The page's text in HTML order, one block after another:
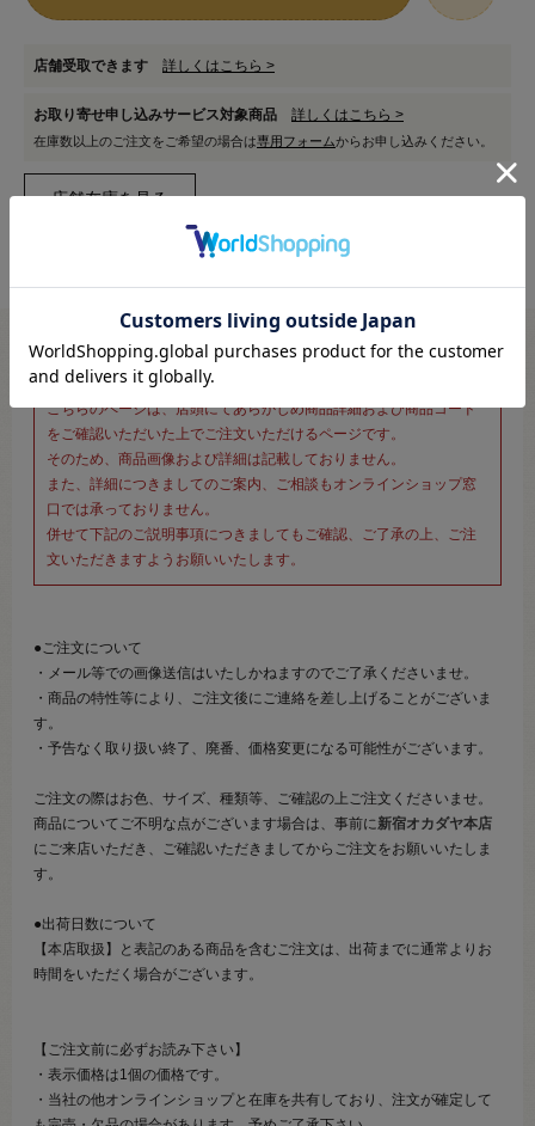
店舗受取できます 詳しくはこちら >
お取り寄せ申し込みサービス対象商品 詳しくはこちら >
在庫数以上のご注文をご希望の場合は専用フォームからお申し込みください。
※新宿オカダヤ本店お取り扱い商品のご注文専用ページです※
こちらのページは、店頭にてあらかじめ商品詳細および商品コード
をご確認いただいた上でご注文いただけるページです。
そのため、商品画像および詳細は記載しておりません。
また、詳細につきましてのご案内、ご相談もオンラインショップ窓
口では承っておりません。
併せて下記のご説明事項につきましてもご確認、ご了承の上、ご注
文いただきますようお願いいたします。
●ご注文について
・メール等での画像送信はいたしかねますのでご了承くださいませ。
・商品の特性等により、ご注文後にご連絡を差し上げることがございま
す。
・予告なく取り扱い終了、廃番、価格変更になる可能性がございます。
ご注文の際はお色、サイズ、種類等、ご確認の上ご注文くださいませ。
商品についてご不明な点がございます場合は、事前に新宿オカダヤ本店
にご来店いただき、ご確認いただきましてからご注文をお願いいたしま
す。
●出荷日数について
【本店取扱】と表記のある商品を含むご注文は、出荷までに通常よりお
時間をいただく場合がございます。
【ご注文前に必ずお読み下さい】
・表示価格は1個の価格です。
・当社の他オンラインショップと在庫を共有しており、注文が確定して